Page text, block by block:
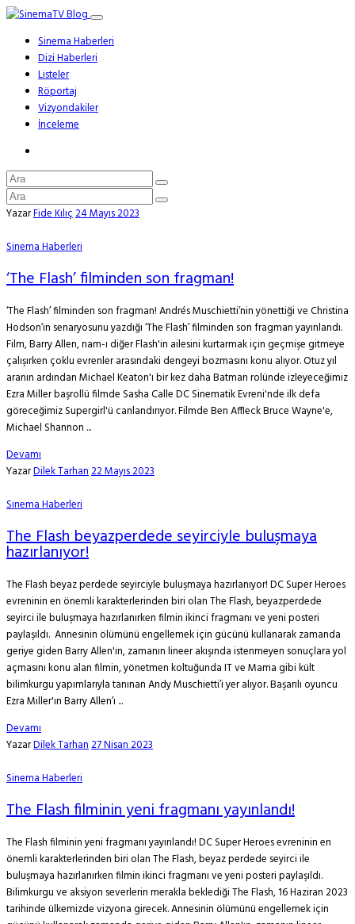
Sinema Haberleri
Dizi Haberleri
Listeler
Röportaj
Vizyondakiler
İnceleme
YazarFide Kılıç24 Mayıs 2023
Sinema Haberleri
‘The Flash’ filminden son fragman!
‘The Flash’ filminden son fragman! Andrés Muschietti’nin yönettiği ve Christina
Hodson’ın senaryosunu yazdığı ‘The Flash’ filminden son fragman yayınlandı.
Film, Barry Allen, nam-ı diğer Flash'in ailesini kurtarmak için geçmişe gitmeye
çalışırken çoklu evrenler arasındaki dengeyi bozmasını konu alıyor. Otuz yıl
aranın ardından Michael Keaton'ı bir kez daha Batman rolünde izleyeceğimiz
Ezra Miller başrollü filmde Sasha Calle DC Sinematik Evreni'nde ilk defa
göreceğimiz Supergirl'ü canlandırıyor. Filmde Ben Affleck Bruce Wayne'e,
Michael Shannon ...
Devamı
YazarDilek Tarhan22 Mayıs 2023
Sinema Haberleri
The Flash beyazperdede seyirciyle buluşmaya
hazırlanıyor!
The Flash beyaz perdede seyirciyle buluşmaya hazırlanıyor! DC Super Heroes
evreninin en önemli karakterlerinden biri olan The Flash, beyazperdede
seyirci ile buluşmaya hazırlanırken filmin ikinci fragmanı ve yeni posteri
paylaşıldı. Annesinin ölümünü engellemek için gücünü kullanarak zamanda
geriye giden Barry Allen'ın, zamanın lineer akışında istenmeyen sonuçlara yol
açmasını konu alan filmin, yönetmen koltuğunda IT ve Mama gibi kült
bilimkurgu yapımlarıyla tanınan Andy Muschietti’i yer alıyor. Başarılı oyuncu
Ezra Miller'ın Barry Allen’ı ...
Devamı
YazarDilek Tarhan27 Nisan 2023
Sinema Haberleri
The Flash filminin yeni fragmanı yayınlandı!
The Flash filminin yeni fragmanı yayınlandı! DC Super Heroes evreninin en
önemli karakterlerinden biri olan The Flash, beyaz perdede seyirci ile
buluşmaya hazırlanırken filmin ikinci fragmanı ve yeni posteri paylaşıldı.
Bilimkurgu ve aksiyon severlerin merakla beklediği The Flash, 16 Haziran 2023
tarihinde ülkemizde vizyona girecek. Annesinin ölümünü engellemek için